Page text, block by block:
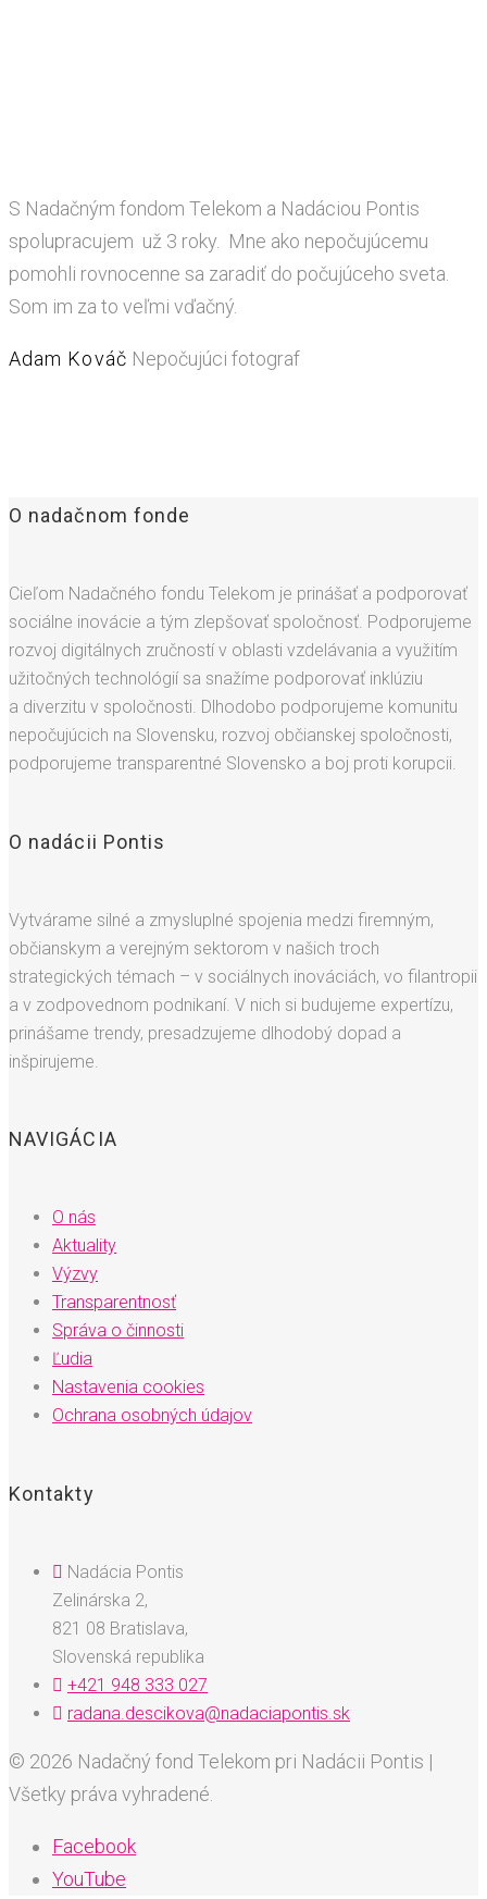
S Nadačným fondom Telekom a Nadáciou Pontis
spolupracujem už 3 roky. Mne ako nepočujúcemu
pomohli rovnocenne sa zaradiť do počujúceho sveta.
Som im za to veľmi vďačný.
Adam Kováč Nepočujúci fotograf
O nadačnom fonde
Cieľom Nadačného fondu Telekom je prinášať a podporovať
sociálne inovácie a tým zlepšovať spoločnosť. Podporujeme
rozvoj digitálnych zručností v oblasti vzdelávania a využitím
užitočných technológií sa snažíme podporovať inklúziu
a diverzitu v spoločnosti. Dlhodobo podporujeme komunitu
nepočujúcich na Slovensku, rozvoj občianskej spoločnosti,
podporujeme transparentné Slovensko a boj proti korupcii.
O nadácii Pontis
Vytvárame silné a zmysluplné spojenia medzi firemným,
občianskym a verejným sektorom v našich troch
strategických témach – v sociálnych inováciách, vo filantropii
a v zodpovednom podnikaní. V nich si budujeme expertízu,
prinášame trendy, presadzujeme dlhodobý dopad a
inšpirujeme.
NAVIGÁCIA
O nás
Aktuality
Výzvy
Transparentnosť
Správa o činnosti
Ľudia
Nastavenia cookies
Ochrana osobných údajov
Kontakty
Nadácia Pontis
Zelinárska 2,
821 08 Bratislava,
Slovenská republika
+421 948 333 027
radana.descikova@nadaciapontis.sk
© 2026 Nadačný fond Telekom pri Nadácii Pontis |
Všetky práva vyhradené.
Facebook
YouTube